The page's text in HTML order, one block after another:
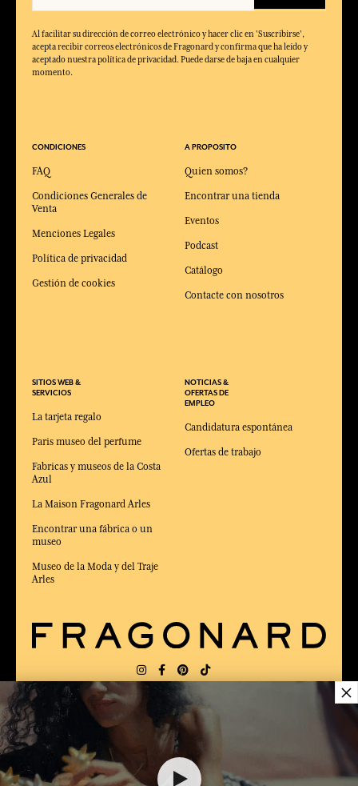
Al facilitar su dirección de correo electrónico y hacer clic en 'Suscribirse',
acepta recibir correos electrónicos de Fragonard y confirma que ha leído y
aceptado nuestra política de privacidad. Puede darse de baja en cualquier
momento.
CONDICIONES
FAQ
Condiciones Generales de
Venta
Menciones Legales
Política de privacidad
Gestión de cookies
SITIOS WEB &
SERVICIOS
La tarjeta regalo
Paris museo del perfume
Fabricas y museos de la Costa
Azul
La Maison Fragonard Arles
Encontrar una fábrica o un
museo
Museo de la Moda y del Traje
Arles
A PROPOSITO
Quien somos?
Encontrar una tienda
Eventos
Podcast
Catálogo
Contacte con nosotros
NOTICIAS &
OFERTAS DE
EMPLEO
Candidatura espontánea
Ofertas de trabajo
ENTREGA: IDIOMA:
×